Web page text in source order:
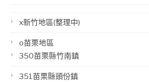
x新竹地區(整理中)
o苗栗地區
350苗栗縣竹南鎮
351苗栗縣頭份鎮